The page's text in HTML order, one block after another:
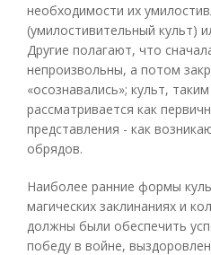
необходимости их
(умилостивительный культ)
Другие полагают, что
непроизвольны, а потом
«осознавались»; культ,
рассматривается как
представления - как
обрядов.
Наиболее ранние формы
магических заклинаниях и
должны были обеспечить
победу в войне,